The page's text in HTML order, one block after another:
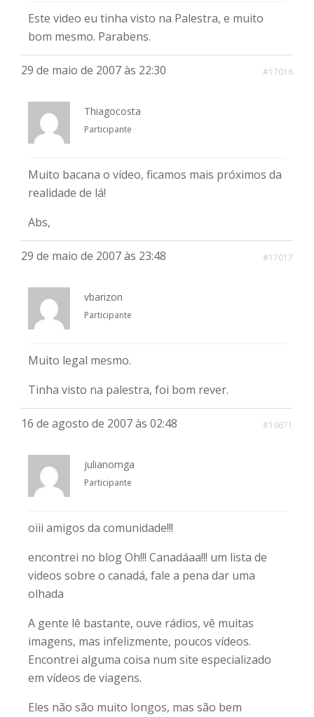
Este video eu tinha visto na Palestra, e muito
bom mesmo. Parabens.
29 de maio de 2007 às 22:30 #17016
Thiagocosta
Participante
Muito bacana o vídeo, ficamos mais próximos da
realidade de lá!
Abs,
29 de maio de 2007 às 23:48 #17017
vbarizon
Participante
Muito legal mesmo.
Tinha visto na palestra, foi bom rever.
16 de agosto de 2007 às 02:48 #19671
julianomga
Participante
oiii amigos da comunidade!!!
encontrei no blog Oh!!! Canadáaa!!! um lista de
videos sobre o canadá, fale a pena dar uma
olhada
A gente lê bastante, ouve rádios, vê muitas
imagens, mas infelizmente, poucos vídeos.
Encontrei alguma coisa num site especializado
em vídeos de viagens.
Eles não são muito longos, mas são bem